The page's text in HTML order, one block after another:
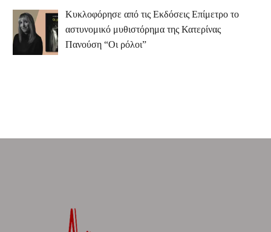
Κυκλοφόρησε από τις Εκδόσεις Επίμετρο το
αστυνομικό μυθιστόρημα της Κατερίνας
Πανούση “Οι ρόλοι”